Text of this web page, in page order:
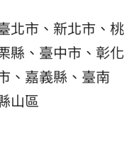
北市、新北市、桃
縣、臺中市、彰化
、嘉義縣、臺南
山區